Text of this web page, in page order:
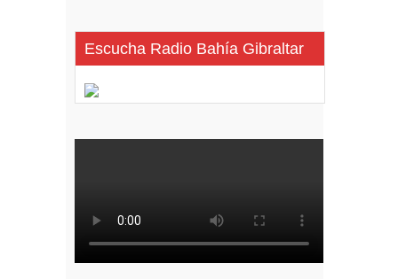
Escucha Radio Bahía Gibraltar